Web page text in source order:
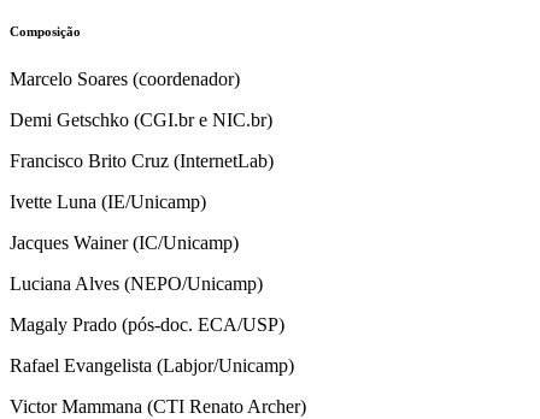
Composição
Marcelo Soares (coordenador)
Demi Getschko (CGI.br e NIC.br)
Francisco Brito Cruz (InternetLab)
Ivette Luna (IE/Unicamp)
Jacques Wainer (IC/Unicamp)
Luciana Alves (NEPO/Unicamp)
Magaly Prado (pós-doc. ECA/USP)
Rafael Evangelista (Labjor/Unicamp)
Victor Mammana (CTI Renato Archer)